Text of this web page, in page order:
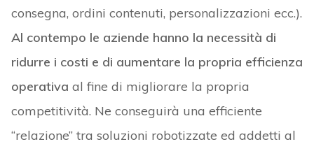
consegna, ordini contenuti, personalizzazioni ecc.).
Al contempo le aziende hanno la necessità di
ridurre i costi e di aumentare la propria efficienza
operativa al fine di migliorare la propria
competitività. Ne conseguirà una efficiente
“relazione” tra soluzioni robotizzate ed addetti al